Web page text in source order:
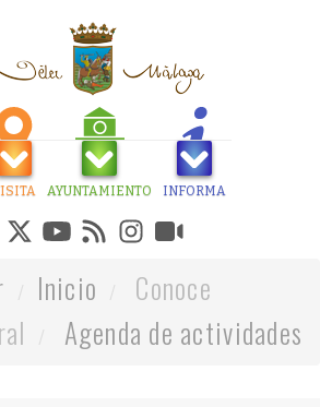
AYUNTAMIENTO INFORMA
Inicio
Conoce
Agenda de actividades